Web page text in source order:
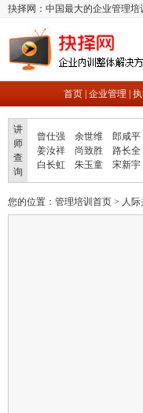
抉择网：中国最大的企业管理
首页| 企业管理
讲
师
查
询
曾仕强 余世维 郎咸平
姜汝祥
尚致胜 路长全
白长虹
朱玉童 宋新宇
您的位置： 管理培训首页 > 人